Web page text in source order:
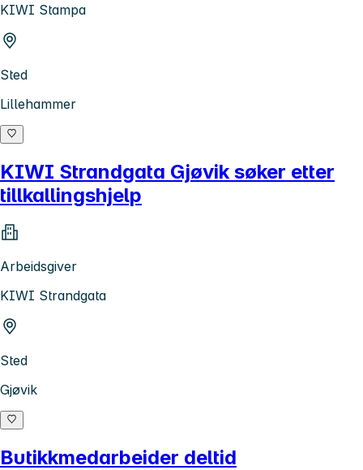
KIWI Stampa
Sted
Lillehammer
KIWI Strandgata Gjøvik søker etter
tillkallingshjelp
Arbeidsgiver
KIWI Strandgata
Sted
Gjøvik
Butikkmedarbeider deltid